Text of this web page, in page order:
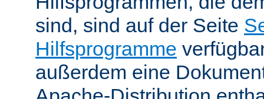
sind, sind auf der Seite
Hilfsprogramme
außerdem eine